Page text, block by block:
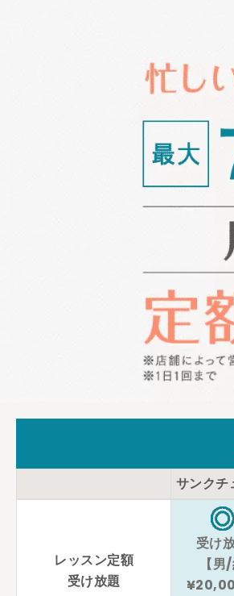
サンクチ
レッスン定額
受け放題
受け
【